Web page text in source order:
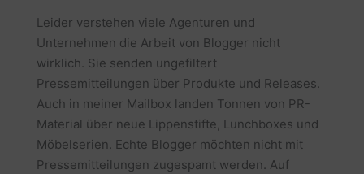
Leider verstehen viele Agenturen und
Unternehmen die Arbeit von Blogger nicht
wirklich. Sie senden ungefiltert
Pressemitteilungen über Produkte und Releases.
Auch in meiner Mailbox landen Tonnen von PR-
Material über neue Lippenstifte, Lunchboxes und
Möbelserien. Echte Blogger möchten nicht mit
Pressemitteilungen zugespamt werden. Auf